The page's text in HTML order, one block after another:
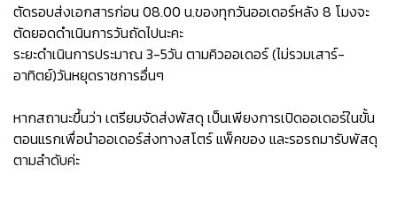
ตัดรอบส่งเอกสารก่อน 08.00 น.ของทุกวันออเดอร์หลัง 8 โมงจะ
ตัดยอดดำเนินการวันถัดไปนะคะ
ระยะดำเนินการประมาณ 3-5วัน ตามคิวออเดอร์ (ไม่รวมเสาร์-
อาทิตย์)วันหยุดราชการอื่นๆ
หากสถานะขึ้นว่า เตรียมจัดส่งพัสดุ เป็นเพียงการเปิดออเดอร์ในขั้น
ตอนแรกเพื่อนำออเดอร์ส่งทางสโตร์ แพ็คของ และรอรถมารับพัสดุ
ตามลำดับค่ะ